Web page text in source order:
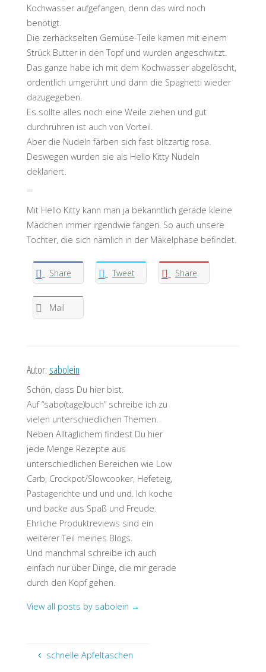
Kochwasser aufgefangen, denn das wird noch
benötigt.
Die zerhäckselten Gemüse-Teile kamen mit einem
Strück Butter in den Topf und wurden angeschwitzt.
Das ganze habe ich mit dem Kochwasser abgelöscht,
ordentlich umgerührt und dann die Spaghetti wieder
dazugegeben.
Es sollte alles noch eine Weile ziehen und gut
durchrühren ist auch von Vorteil.
Aber die Nudeln färben sich fast blitzartig rosa.
Deswegen wurden sie als Hello Kitty Nudeln
deklariert.
Mit Hello Kitty kann man ja bekanntlich gerade kleine
Mädchen immer irgendwie fangen. So auch unsere
Tochter, die sich nämlich in der Mäkelphase befindet.
Share Tweet Share
Mail
Autor: sabolein
Schön, dass Du hier bist.
Auf “sabo(tage)buch” schreibe ich zu
vielen unterschiedlichen Themen.
Neben Alltäglichem findest Du hier
jede Menge Rezepte aus
unterschiedlichen Bereichen wie Low
Carb, Crockpot/Slowcooker, Hefeteig,
Pastagerichte und und und. Ich koche
und backe aus Spaß und Freude.
Ehrliche Produktreviews sind ein
weiterer Teil meines Blogs.
Und manchmal schreibe ich auch
einfach nur über Dinge, die mir gerade
durch den Kopf gehen.
View all posts by sabolein →
schnelle Apfeltaschen